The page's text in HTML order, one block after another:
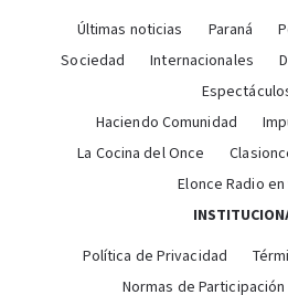
Últimas noticias Paraná
Sociedad
Internacionales
Haciendo Comunidad
La Cocina del Once
Elonce Radio
Política de Privacidad
Normas de Participación